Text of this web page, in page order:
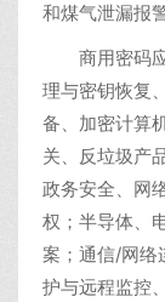
和煤气泄漏报
商用密码应
理与密钥恢复
备、加密计算
关、反垃圾产
政务安全、网
权；半导体、
案；通信/网络
护与远程监控